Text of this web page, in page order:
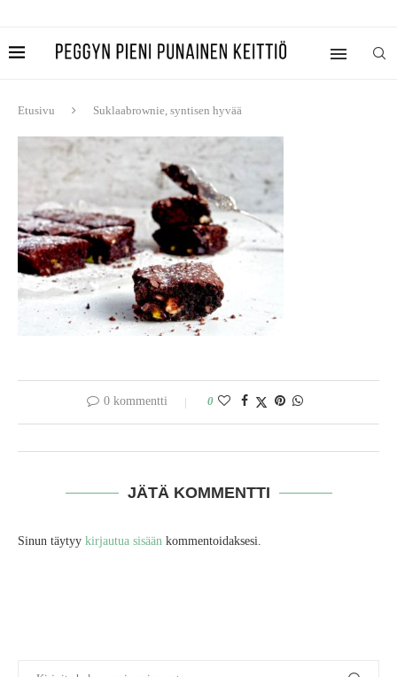
Etusivu Suklaabrownie, syntisen hyvää
0 kommentti 0
JÄTÄ KOMMENTTI
Sinun täytyy kirjautua sisään kommentoidaksesi.